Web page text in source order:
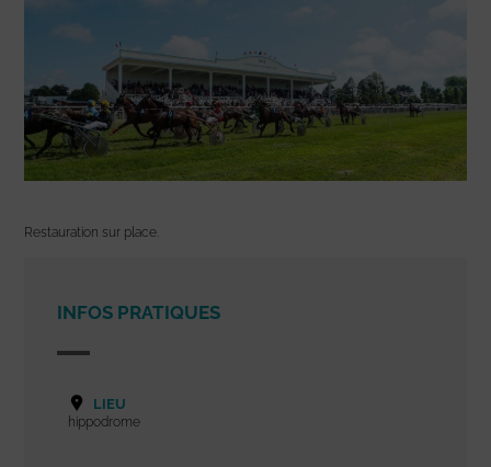
Restauration sur place.
INFOS PRATIQUES
LIEU
hippodrome